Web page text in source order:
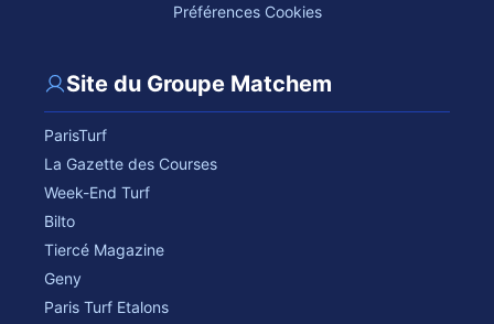
Préférences Cookies
Site du Groupe Matchem
ParisTurf
La Gazette des Courses
Week-End Turf
Bilto
Tiercé Magazine
Geny
Paris Turf Etalons